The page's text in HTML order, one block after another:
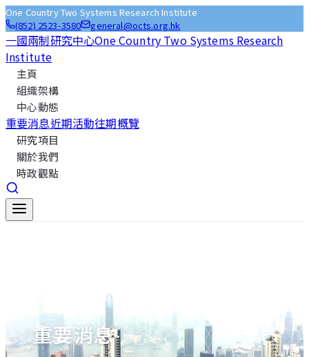
One Country Two Systems Research Institute
(852) 2523-3580
general@octs.org.hk
一國兩制研究中心One Country Two Systems Research
Institute
主頁
組織架構
中心動態
重要消息近期活動往期概覽
研究項目
關於我們
時政觀點
重要消息